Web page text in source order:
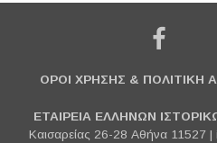
ΟΡΟΙ ΧΡΗΣΗΣ & ΠΟΛΙΤΙΚΗ
ΕΤΑΙΡΕΙΑ ΕΛΛΗΝΩΝ
Καισαρείας 26-28 Αθήνα 11527 |